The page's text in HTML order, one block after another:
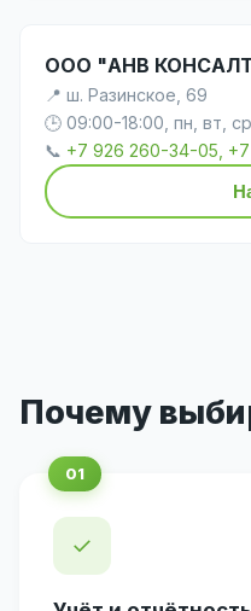
ООО "АНВ
📍 ш. Разинское, 69
🕒 09:00-18:00, пн, вт,
📞 +7 926 260-34-05,
Почему
✓